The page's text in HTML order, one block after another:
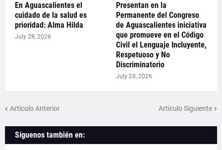
En Aguascalientes el
cuidado de la salud es
prioridad: Alma Hilda
July 28, 2026
Presentan en la
Permanente del Congreso
de Aguascalientes iniciativa
que promueve en el Código
Civil el Lenguaje Incluyente,
Respetuoso y No
Discriminatorio
July 28, 2026
Artículo Anterior Artículo Siguiente
Síguenos también en: